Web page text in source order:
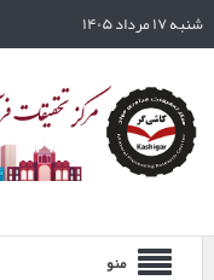
شنبه ۱۷ مرداد ۱۴۰۵
منو